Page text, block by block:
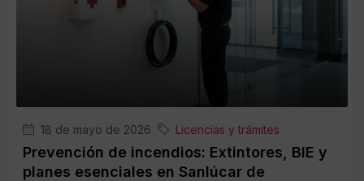
18 de mayo de 2026 Licencias y trámites
Prevención de incendios: Extintores, BIE y
planes esenciales en Sanlúcar de